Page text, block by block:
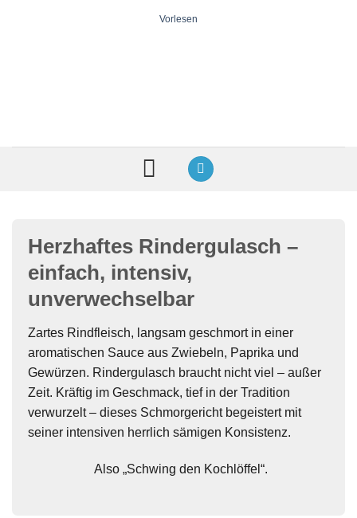
Vorlesen
Herzhaftes Rindergulasch –
einfach, intensiv,
unverwechselbar
Zartes Rindfleisch, langsam geschmort in einer
aromatischen Sauce aus Zwiebeln, Paprika und
Gewürzen. Rindergulasch braucht nicht viel – außer
Zeit. Kräftig im Geschmack, tief in der Tradition
verwurzelt – dieses Schmorgericht begeistert mit
seiner intensiven herrlich sämigen Konsistenz.
Also „Schwing den Kochlöffel“.